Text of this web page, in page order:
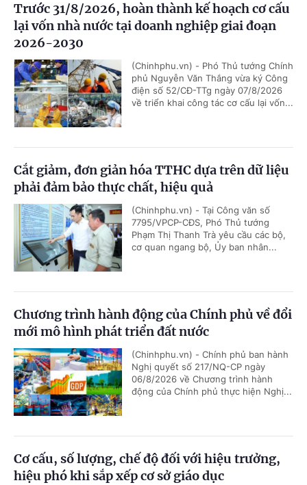
Trước 31/8/2026, hoàn thành kế hoạch cơ cấu
lại vốn nhà nước tại doanh nghiệp giai đoạn
2026-2030
(Chinhphu.vn) - Phó Thủ tướng Chính
phủ Nguyễn Văn Thắng vừa ký Công
điện số 52/CĐ-TTg ngày 07/8/2026
về triển khai công tác cơ cấu lại vốn...
Cắt giảm, đơn giản hóa TTHC dựa trên dữ liệu
phải đảm bảo thực chất, hiệu quả
(Chinhphu.vn) - Tại Công văn số
7795/VPCP-CĐS, Phó Thủ tướng
Phạm Thị Thanh Trà yêu cầu các bộ,
cơ quan ngang bộ, Ủy ban nhân...
Chương trình hành động của Chính phủ về đổi
mới mô hình phát triển đất nước
(Chinhphu.vn) - Chính phủ ban hành
Nghị quyết số 217/NQ-CP ngày
06/8/2026 về Chương trình hành
động của Chính phủ thực hiện Nghị...
Cơ cấu, số lượng, chế độ đối với hiệu trưởng,
hiệu phó khi sắp xếp cơ sở giáo dục